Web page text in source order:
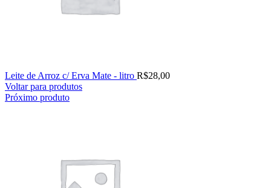
Leite de Arroz c/ Erva Mate - litro R$28,00
Voltar para produtos
Próximo produto